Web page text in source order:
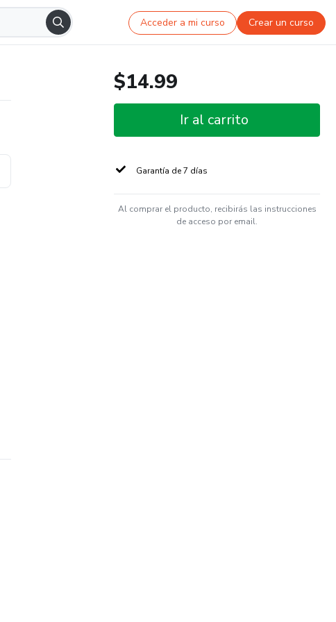
Acceder a mi curso Crear un curso
$14.99
Ir al carrito
Garantía de 7 días
Al comprar el producto, recibirás las instrucciones
de acceso por email.